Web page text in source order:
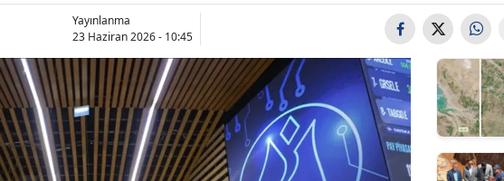
Balıkesir
Bilecik
Bingöl
Yayınlanma
23 Haziran 2026 - 10:45